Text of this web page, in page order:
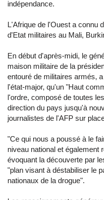
indépendance.
L'Afrique de l'Ouest a connu
d'Etat militaires au Mali,
En début d'après-midi, le
maison militaire de la
entouré de militaires armés,
l'état-major, qu'un "Haut
l'ordre, composé de toutes
direction du pays jusqu'à
journalistes de l'AFP sur
"Ce qui nous a poussé à le
niveau national et également
évoquant la découverte par
"plan visant à déstabiliser le
nationaux de la drogue".